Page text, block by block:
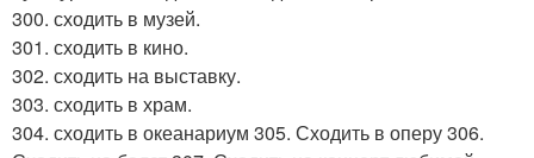
300. сходить в музей.
301. сходить в кино.
302. сходить на выставку.
303. сходить в храм.
304. сходить в океанариум 305. Сходить в оперу 306.